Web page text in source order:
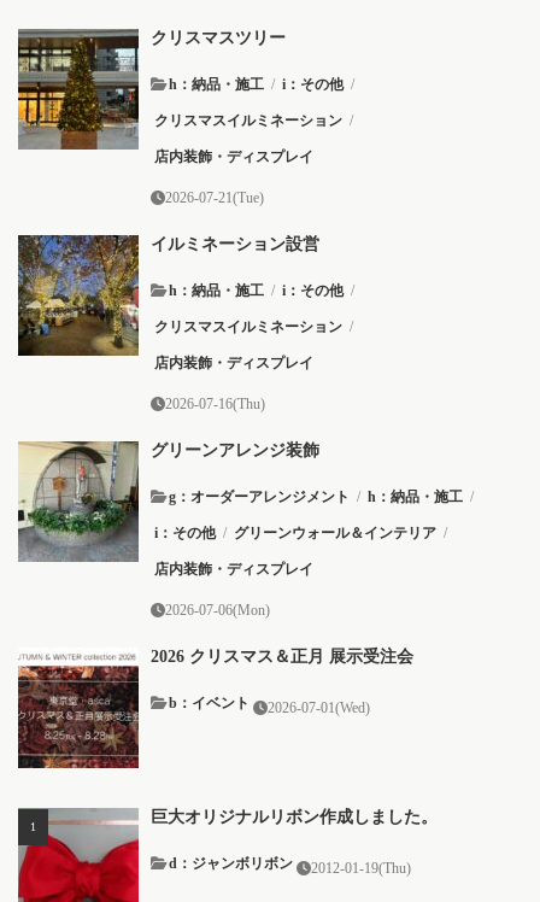
クリスマスツリー
h：納品・施工 / i：その他 /
クリスマスイルミネーション /
店内装飾・ディスプレイ
2026-07-21(Tue)
イルミネーション設営
h：納品・施工 / i：その他 /
クリスマスイルミネーション /
店内装飾・ディスプレイ
2026-07-16(Thu)
グリーンアレンジ装飾
g：オーダーアレンジメント / h：納品・施工 /
i：その他 / グリーンウォール＆インテリア /
店内装飾・ディスプレイ
2026-07-06(Mon)
2026 クリスマス＆正月 展示受注会
b：イベント 2026-07-01(Wed)
巨大オリジナルリボン作成しました。
2012-01-19(Thu)
d：ジャンボリボン